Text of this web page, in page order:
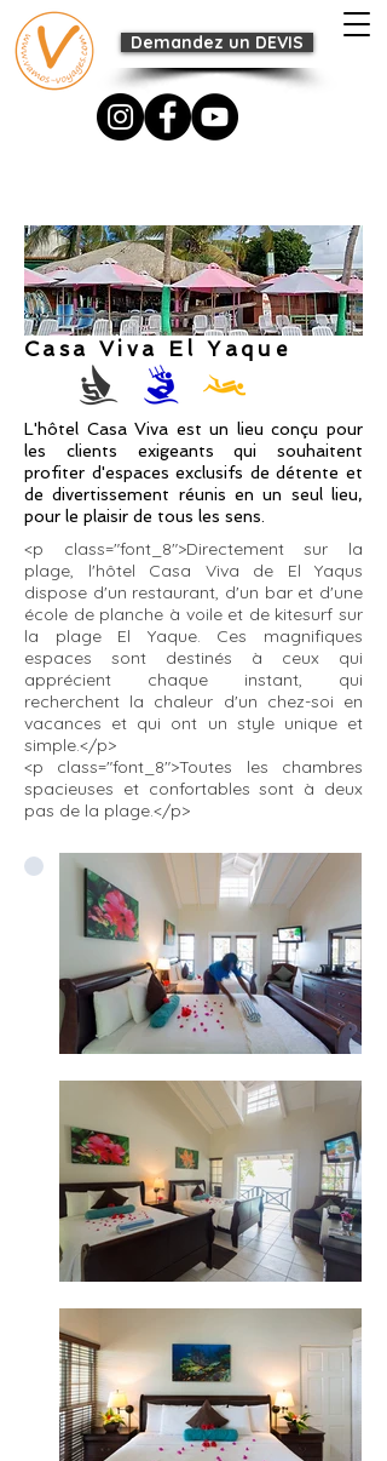
Demandez un DEVIS
Casa Viva El Yaque
L'hôtel Casa Viva est un lieu conçu pour
les clients exigeants qui souhaitent
profiter d'espaces exclusifs de détente et
de divertissement réunis en un seul lieu,
pour le plaisir de tous les sens.
<p class="font_8">Directement sur la
plage, l'hôtel Casa Viva de El Yaqus
dispose d'un restaurant, d'un bar et d'une
école de planche à voile et de kitesurf sur
la plage El Yaque. Ces magnifiques
espaces sont destinés à ceux qui
apprécient chaque instant, qui
recherchent la chaleur d'un chez-soi en
vacances et qui ont un style unique et
simple.</p>
<p class="font_8">Toutes les chambres
spacieuses et confortables sont à deux
pas de la plage.</p>